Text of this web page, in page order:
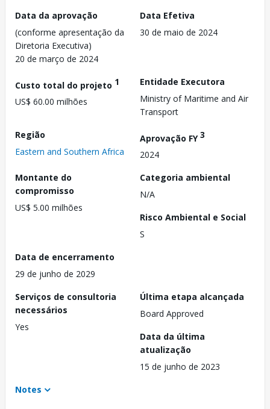
Data da aprovação
(conforme apresentação da
Diretoria Executiva)
20 de março de 2024
Data Efetiva
30 de maio de 2024
Custo total do projeto 1
US$ 60.00 milhões
Entidade Executora
Ministry of Maritime and Air
Transport
Região
Eastern and Southern Africa
Aprovação FY3
2024
Montante do
compromisso
US$ 5.00 milhões
Categoria ambiental
N/A
Risco Ambiental e Social
S
Data de encerramento
29 de junho de 2029
Serviços de consultoria
necessários
Yes
Última etapa alcançada
Board Approved
Data da última
atualização
15 de junho de 2023
Notes